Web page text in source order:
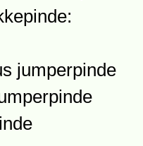
jumperpinde